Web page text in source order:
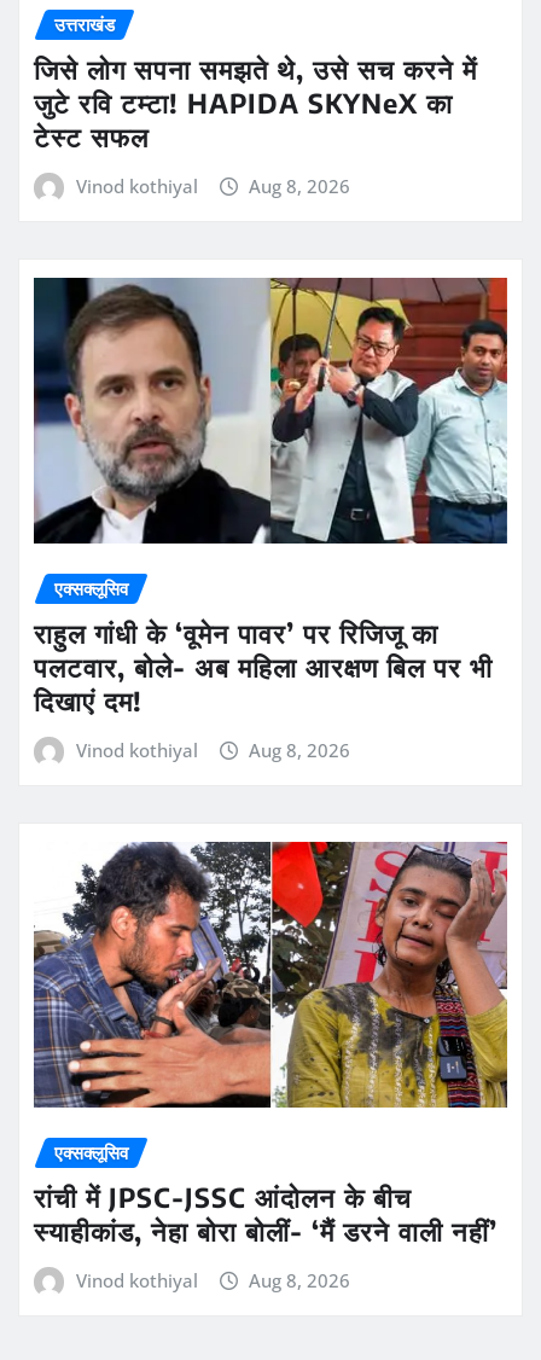
उत्तराखंड
जिसे लोग सपना समझते थे, उसे सच करने में
जुटे रवि टम्टा! HAPIDA SKYNeX का
टेस्ट सफल
Vinod kothiyal Aug 8, 2026
एक्सक्लूसिव
राहुल गांधी के ‘वूमेन पावर’ पर रिजिजू का
पलटवार, बोले- अब महिला आरक्षण बिल पर भी
दिखाएं दम!
Vinod kothiyal Aug 8, 2026
एक्सक्लूसिव
रांची में JPSC-JSSC आंदोलन के बीच
स्याहीकांड, नेहा बोरा बोलीं- ‘मैं डरने वाली नहीं’
Vinod kothiyal Aug 8, 2026